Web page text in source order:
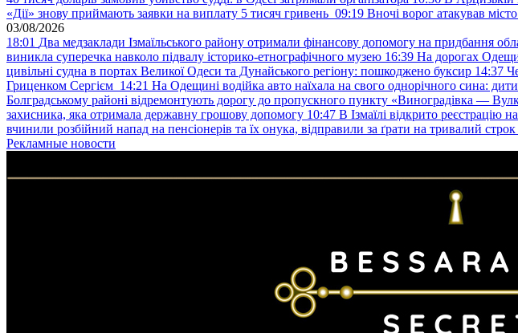
«Дії» знову приймають заявки на виплату 5 тисяч гривень 09:19 Вночі ворог атакував
03/08/2026
18:01 Два медзаклади Ізмаїльського району отримали фінансову допомогу на придбання
виникла суперечка навколо підвалу історико-етнографічного музею 16:39 На дорогах
цивільні судна в портах Великої Одеси та Дунайського регіону: пошкоджено буксир 14:37
Гриценком Сергієм 14:21 На Одещині водійка авто наїхала на свого однорічного сина:
Болградському районі відремонтують дорогу до пропускного пункту «Виноградівка —
захисника, яка отримала державну грошову допомогу 10:47 В Ізмаїлі відкрито реєстрацію
вчинили розбійний напад на пенсіонерів та їх онука, відправили за ґрати на тривалий строк
Рекламные новости